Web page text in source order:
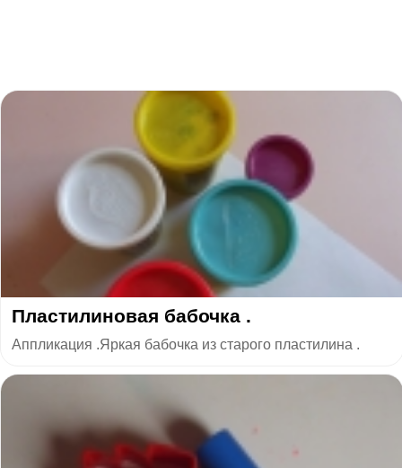
Пластилиновая бабочка .
Аппликация .Яркая бабочка из старого пластилина .